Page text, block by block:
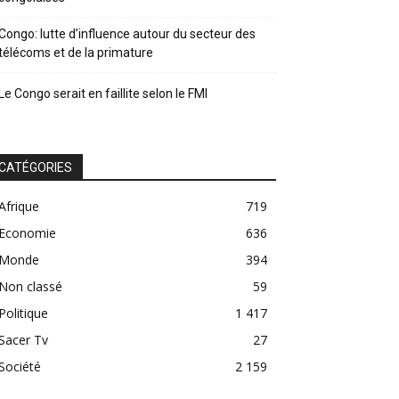
lutte d’influence autour du secteur des
et de la primature
Congo serait en faillite selon le FMI
719
636
394
classé
59
1 417
Tv
27
2 159